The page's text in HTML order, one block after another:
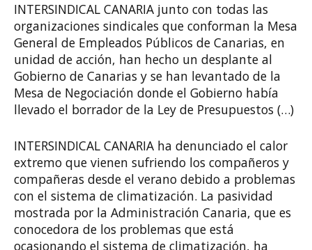
INTERSINDICAL CANARIA junto con todas las
organizaciones sindicales que conforman la Mesa
General de Empleados Públicos de Canarias, en
unidad de acción, han hecho un desplante al
Gobierno de Canarias y se han levantado de la
Mesa de Negociación donde el Gobierno había
llevado el borrador de la Ley de Presupuestos (…)
INTERSINDICAL CANARIA ha denunciado el calor
extremo que vienen sufriendo los compañeros y
compañeras desde el verano debido a problemas
con el sistema de climatización. La pasividad
mostrada por la Administración Canaria, que es
conocedora de los problemas que está
ocasionando el sistema de climatización, ha